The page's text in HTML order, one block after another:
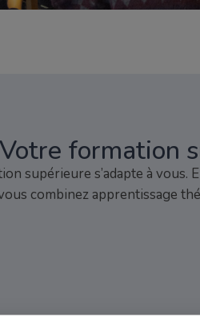
Votre formation
supérieure s’adapte à vous.
combinez apprentissage